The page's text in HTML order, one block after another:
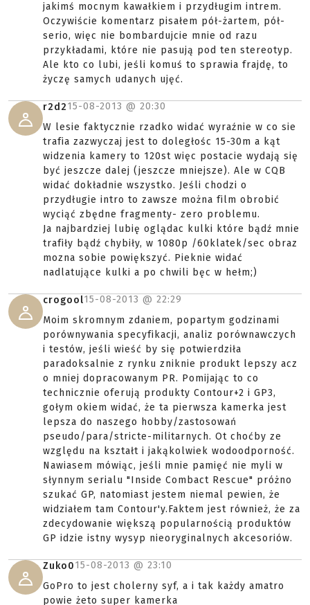
jakimś mocnym kawałkiem i przydługim intrem.
Oczywiście komentarz pisałem pół-żartem, pół-
serio, więc nie bombardujcie mnie od razu
przykładami, które nie pasują pod ten stereotyp.
Ale kto co lubi, jeśli komuś to sprawia frajdę, to
życzę samych udanych ujęć.
r2d215-08-2013 @ 20:30
W lesie faktycznie rzadko widać wyraźnie w co sie
trafia zazwyczaj jest to doległośc 15-30m a kąt
widzenia kamery to 120st więc postacie wydają się
być jeszcze dalej (jeszcze mniejsze). Ale w CQB
widać dokładnie wszystko. Jeśli chodzi o
przydługie intro to zawsze można film obrobić
wyciąć zbędne fragmenty- zero problemu.
Ja najbardziej lubię oglądac kulki które bądź mnie
trafiły bądź chybiły, w 1080p /60klatek/sec obraz
mozna sobie powiększyć. Pieknie widać
nadlatujące kulki a po chwili bęc w hełm;)
crogool15-08-2013 @ 22:29
Moim skromnym zdaniem, popartym godzinami
porównywania specyfikacji, analiz porównawczych
i testów, jeśli wieść by się potwierdziła
paradoksalnie z rynku zniknie produkt lepszy acz
o mniej dopracowanym PR. Pomijając to co
technicznie oferują produkty Contour+2 i GP3,
gołym okiem widać, że ta pierwsza kamerka jest
lepsza do naszego hobby/zastosowań
pseudo/para/stricte-militarnych. Ot choćby ze
względu na kształt i jakąkolwiek wodoodporność.
Nawiasem mówiąc, jeśli mnie pamięć nie myli w
słynnym serialu "Inside Combact Rescue" próżno
szukać GP, natomiast jestem niemal pewien, że
widziałem tam Contour'y.Faktem jest również, że za
zdecydowanie większą popularnością produktów
GP idzie istny wysyp nieoryginalnych akcesoriów.
Zuko015-08-2013 @ 23:10
GoPro to jest cholerny syf, a i tak każdy amatro
powie żeto super kamerka